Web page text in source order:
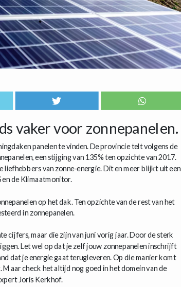
vaker voor zonnepanelen.
panelen te vinden. De provincie telt volgens de
een stijging van 135% ten opzichte van 2017.
liefhebbers van zonne-energie. Dit en meer blijkt uit een
en de Klimaatmonitor.
op het dak. Ten opzichte van de rest van het
in zonnepanelen.
cijfers, maar die zijn van juni vorig jaar. Door de sterk
Let wel op dat je zelf jouw zonnepanelen inschrijft
dat je energie gaat terugleveren. Op die manier komt
check het altijd nog goed in het domein van de
Joris Kerkhof.